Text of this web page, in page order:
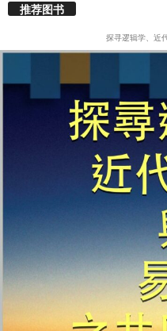
推荐图书
探寻逻辑学、近